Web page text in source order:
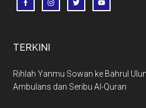
TERKINI
Rihlah Yanmu Sowan ke Bahrul
Ambulans dan Seribu Al-Quran